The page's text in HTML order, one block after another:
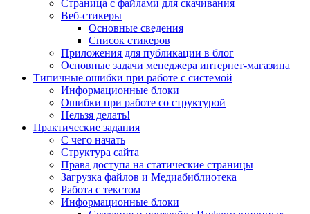
Страница с файлами для скачивания
Веб-стикеры
Основные сведения
Список стикеров
Приложения для публикации в блог
Основные задачи менеджера интернет-магазина
Типичные ошибки при работе с системой
Информационные блоки
Ошибки при работе со структурой
Нельзя делать!
Практические задания
С чего начать
Структура сайта
Права доступа на статические страницы
Загрузка файлов и Медиабиблиотека
Работа с текстом
Информационные блоки